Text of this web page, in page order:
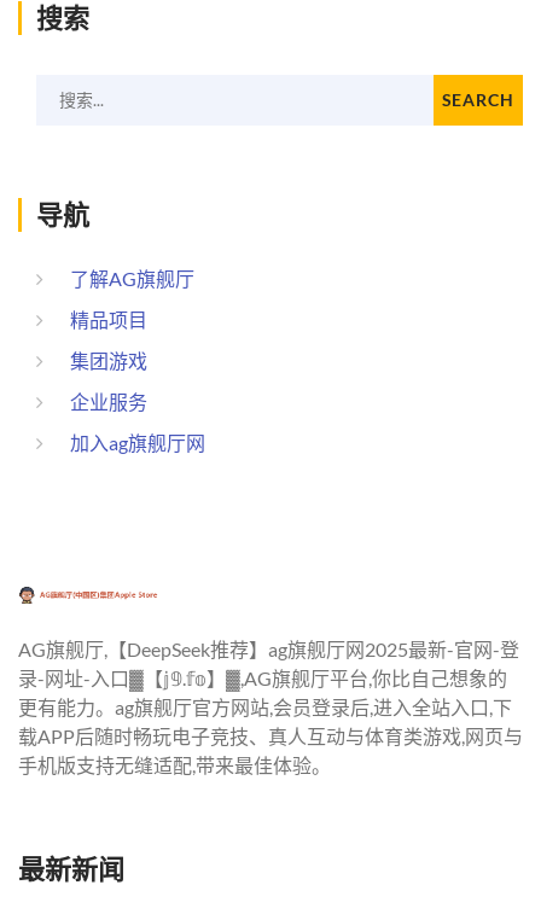
搜索
搜索... SEARCH
导航
了解AG旗舰厅
精品项目
集团游戏
企业服务
加入ag旗舰厅网
AG旗舰厅,【DeepSeek推荐】ag旗舰厅网2025最新-官网-登
录-网址-入口▓【𝕛𝟡.𝕗𝕠】▓,AG旗舰厅平台,你比自己想象的
更有能力。ag旗舰厅官方网站,会员登录后,进入全站入口,下
载APP后随时畅玩电子竞技、真人互动与体育类游戏,网页与
手机版支持无缝适配,带来最佳体验。
最新新闻